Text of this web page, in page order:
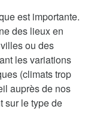
est importante.
des lieux en
ou des
les variations
(climats trop
auprès de nos
sur le type de